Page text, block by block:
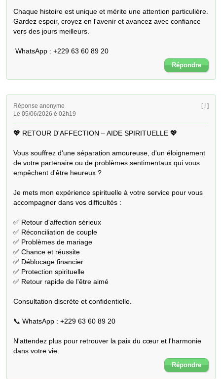
Chaque histoire est unique et mérite une attention particulière.
Gardez espoir, croyez en l'avenir et avancez avec confiance
vers des jours meilleurs.
WhatsApp : +229 63 60 89 20
Répondre
Réponse anonyme
Le 05/06/2026 é 02h19
[ ! ]
💖 RETOUR D'AFFECTION – AIDE SPIRITUELLE 💖
Vous souffrez d'une séparation amoureuse, d'un éloignement
de votre partenaire ou de problèmes sentimentaux qui vous
empêchent d'être heureux ?
Je mets mon expérience spirituelle à votre service pour vous
accompagner dans vos difficultés :
✅ Retour d'affection sérieux
✅ Réconciliation de couple
✅ Problèmes de mariage
✅ Chance et réussite
✅ Déblocage financier
✅ Protection spirituelle
✅ Retour rapide de l'être aimé
Consultation discrète et confidentielle.
📞 WhatsApp : +229 63 60 89 20
N'attendez plus pour retrouver la paix du cœur et l'harmonie
dans votre vie.
Répondre